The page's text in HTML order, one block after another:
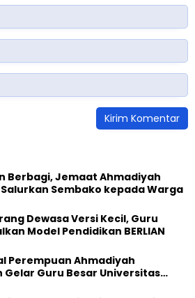
Berbagi, Jemaat Ahmadiyah
Sembako kepada Warga
Dewasa Versi Kecil, Guru
Model Pendidikan BERLIAN
Perempuan Ahmadiyah
Gelar Guru Besar Universitas